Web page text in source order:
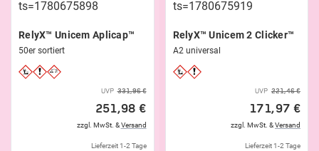
RelyX™ Unicem Aplicap™
50er sortiert
UVP 331,96 €
251,98 €
zzgl. MwSt. &Versand
Lieferzeit 1-2 Tage
RelyX™ Unicem 2 Clicker™
A2 universal
UVP 221,46 €
171,97 €
zzgl. MwSt. &Versand
Lieferzeit 1-2 Tage